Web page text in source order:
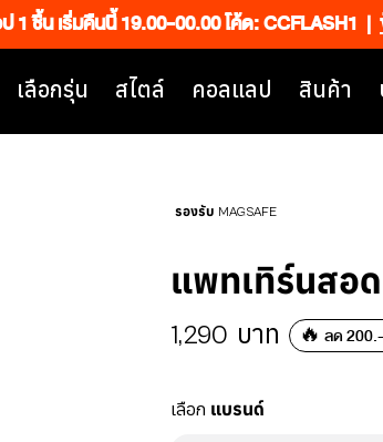
ป 1 ชิ้น เริ่มคืนนี้ 19.00-00.00 โค้ด: CCFLASH1 |
เลือกรุ่น สไตล์ คอลแลป สินค้า
รองรับ MAGSAFE
แพทเทิร์นสอ
1,290 บาท 🔥 ลด
เลือก แบรนด์